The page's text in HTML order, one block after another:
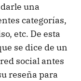
una
categorías,
etc. De esta
se dice de un
social antes
reseña para